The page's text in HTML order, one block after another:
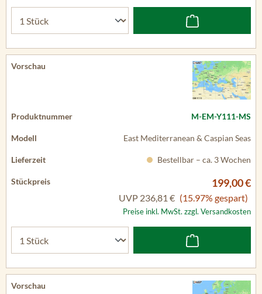
M-EM-Y111-MS
East Mediterranean & Caspian Seas
Bestellbar – ca. 3 Wochen
199,00 €
UVP 236,81 € (15.97% gespart)
Preise inkl. MwSt. zzgl. Versandkosten